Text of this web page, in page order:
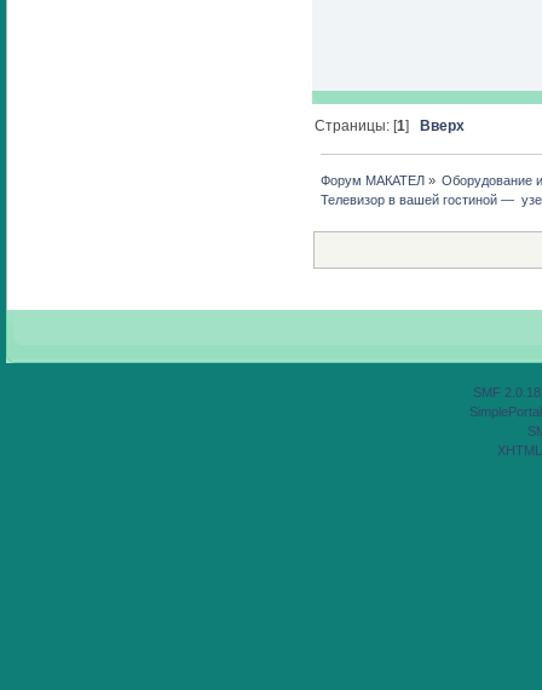
Страницы: [1] Вверх
Форум МАКАТЕЛ» Оборудование
Телевизор в вашей гостиной —
SMF 2.0.18
XHTML